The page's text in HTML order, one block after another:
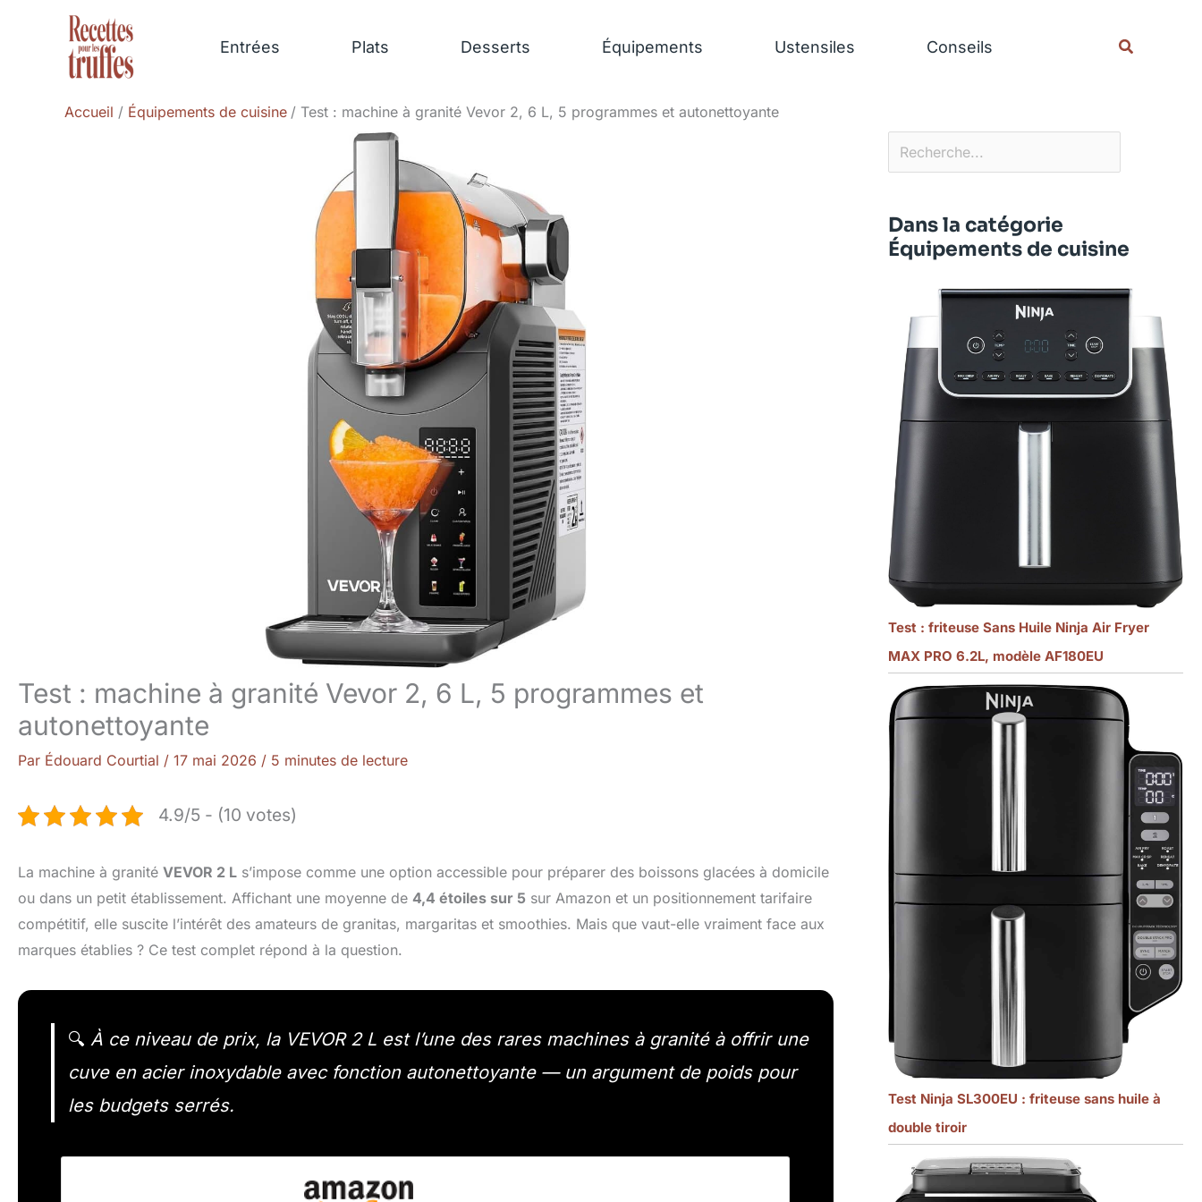
Entrées Plats Desserts Équipements Ustensiles Conseils
Accueil Équipements de cuisine Test : machine à granité Vevor 2, 6 L, 5 programmes et autonettoyante
Test : machine à granité Vevor 2, 6 L, 5 programmes et
autonettoyante
Par Édouard Courtial / 17 mai 2026 / 5 minutes de lecture
4.9/5 - (10 votes)
La machine à granité VEVOR 2 L s’impose comme une option accessible pour préparer des boissons glacées à domicile
ou dans un petit établissement. Affichant une moyenne de 4,4 étoiles sur 5 sur Amazon et un positionnement tarifaire
compétitif, elle suscite l’intérêt des amateurs de granitas, margaritas et smoothies. Mais que vaut-elle vraiment face aux
marques établies ? Ce test complet répond à la question.
🔍 À ce niveau de prix, la VEVOR 2 L est l’une des rares machines à granité à offrir une
cuve en acier inoxydable avec fonction autonettoyante — un argument de poids pour
les budgets serrés.
Dans la catégorie
Équipements de cuisine
Test : friteuse Sans Huile Ninja Air Fryer
MAX PRO 6.2L, modèle AF180EU
Test Ninja SL300EU : friteuse sans huile à
double tiroir